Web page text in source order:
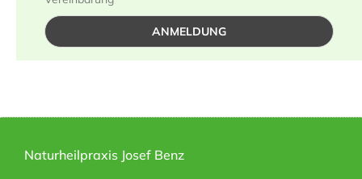
Naturheilpraxis Josef Benz